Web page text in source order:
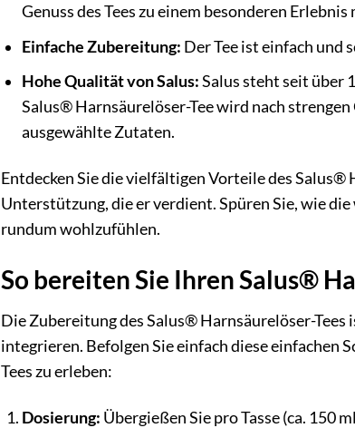
Genuss des Tees zu einem besonderen Erlebnis
Einfache Zubereitung: Der Tee ist einfach und
Hohe Qualität von Salus:Salus steht seit über
Salus® Harnsäurelöser-Tee wird nach
ausgewählte Zutaten.
Entdecken Sie die vielfältigen Vorteile des Salus®
Unterstützung, die er verdient. Spüren Sie, wie
rundum wohlzufühlen.
So bereiten Sie Ihren Salus®
Die Zubereitung des Salus® Harnsäurelöser-
integrieren. Befolgen Sie einfach diese einfachen
Tees zu erleben:
Dosierung: Übergießen Sie pro Tasse (ca. 150